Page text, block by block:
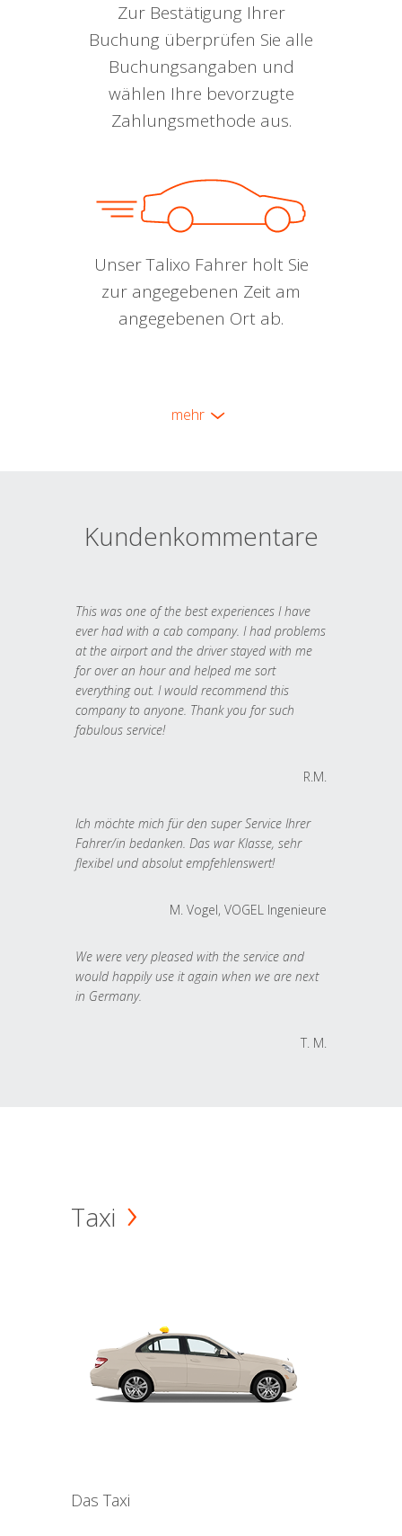
Zur Bestätigung Ihrer
Buchung überprüfen Sie alle
Buchungsangaben und
wählen Ihre bevorzugte
Zahlungsmethode aus.
Unser Talixo Fahrer holt Sie
zur angegebenen Zeit am
angegebenen Ort ab.
mehr
Kundenkommentare
This was one of the best experiences I have
ever had with a cab company. I had problems
at the airport and the driver stayed with me
for over an hour and helped me sort
everything out. I would recommend this
company to anyone. Thank you for such
fabulous service!
R.M.
Ich möchte mich für den super Service Ihrer
Fahrer/in bedanken. Das war Klasse, sehr
flexibel und absolut empfehlenswert!
M. Vogel, VOGEL Ingenieure
We were very pleased with the service and
would happily use it again when we are next
in Germany.
T. M.
Taxi
Das Taxi